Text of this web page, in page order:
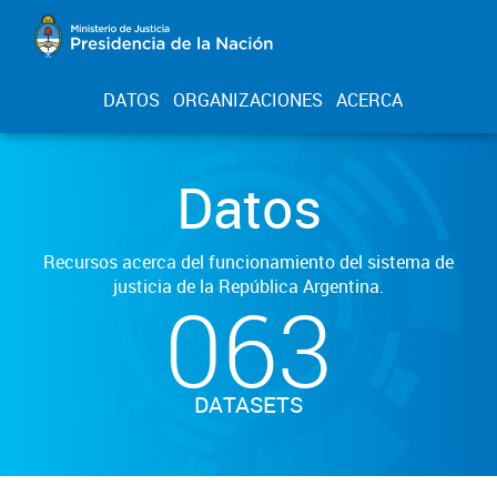
DATOS ORGANIZACIONES ACERCA
Datos
Recursos acerca del funcionamiento del sistema de
justicia de la República Argentina.
063
DATASETS